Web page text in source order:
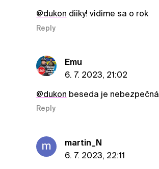
@dukon diiky! vidime sa o rok
Reply
Emu
6. 7. 2023, 21:02
@dukon beseda je nebezpečná
Reply
martin_N
6. 7. 2023, 22:11